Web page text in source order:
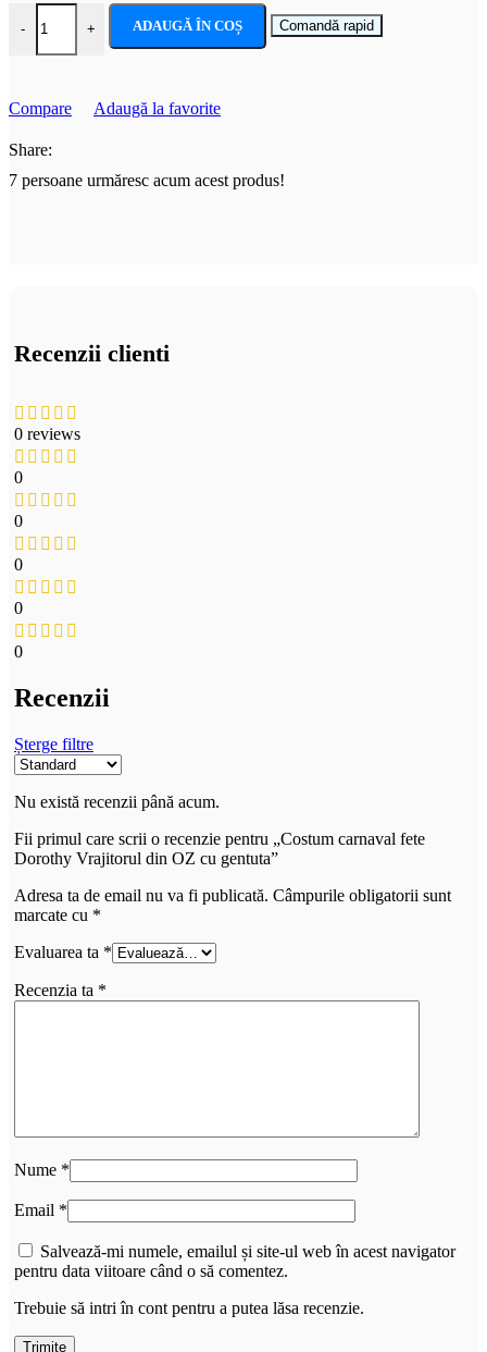
-
Cantitate Costum carnaval fete Dorothy Vrajitorul din OZ cu gentuta
+ ADAUGĂ ÎN COȘ Comandă rapid
Compare Adaugă la favorite
Share:
7 persoane urmăresc acum acest produs!
Recenzii clienti
0 reviews
0
0
0
0
0
Recenzii
Șterge filtre
Nu există recenzii până acum.
Fii primul care scrii o recenzie pentru „Costum carnaval fete
Dorothy Vrajitorul din OZ cu gentuta”
Adresa ta de email nu va fi publicată. Câmpurile obligatorii sunt
marcate cu *
Evaluarea ta *
Recenzia ta *
Nume *
Email *
Salvează-mi numele, emailul și site-ul web în acest navigator
pentru data viitoare când o să comentez.
Trebuie să intri în cont pentru a putea lăsa recenzie.